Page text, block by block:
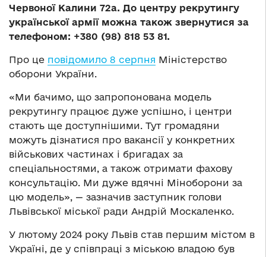
Червоної Калини 72а. До центру рекрутингу
української армії можна також звернутися за
телефоном: +380 (98) 818 53 81.
Про це повідомило 8 серпня Міністерство
оборони України.
«Ми бачимо, що запропонована модель
рекрутингу працює дуже успішно, і центри
стають ще доступнішими. Тут громадяни
можуть дізнатися про вакансії у конкретних
військових частинах і бригадах за
спеціальностями, а також отримати фахову
консультацію. Ми дуже вдячні Міноборони за
цю модель», — зазначив заступник голови
Львівської міської ради Андрій Москаленко.
У лютому 2024 року Львів став першим містом в
Україні, де у співпраці з міською владою був